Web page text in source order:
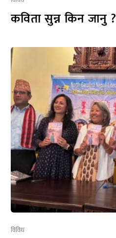
कविता सुन्न किन जानु ?
विविध